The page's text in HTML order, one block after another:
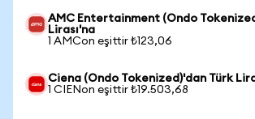
AMC Entertainment (Ondo
Lirası'na
1 AMCon eşittir ₺123,06
Ciena (Ondo Tokenized)'dan Türk
1 CIENon eşittir ₺19.503,68